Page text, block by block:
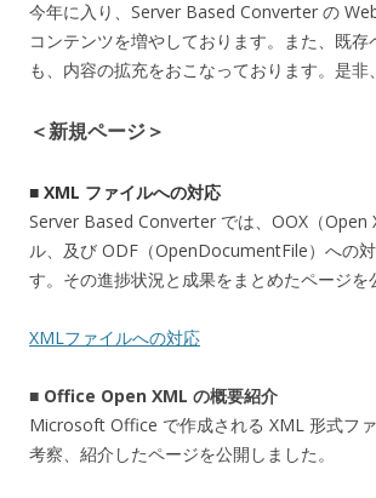
今年に入り、Server Based Converter の
コンテンツを増やしております。また、既存
も、内容の拡充をおこなっております。是非
＜新規ページ＞
■ XML ファイルへの対応
Server Based Converter では、OOX（Open
ル、及び ODF（OpenDocumentFile）への
す。その進捗状況と成果をまとめたページを
XMLファイルへの対応
■ Office Open XML の概要紹介
Microsoft Office で作成される XML 形式フ
考察、紹介したページを公開しました。